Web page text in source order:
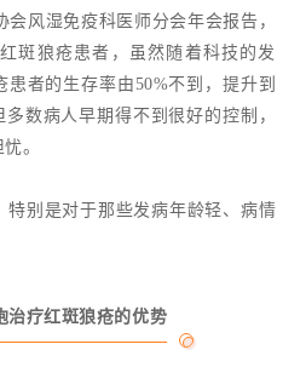
风湿免疫科医师分会年会报告，
斑狼疮患者，虽然随着科技的发
者的生存率由50%不到，提升到
数病人早期得不到很好的控制，
。
特别是对于那些发病年龄轻、病情
治疗红斑狼疮的优势